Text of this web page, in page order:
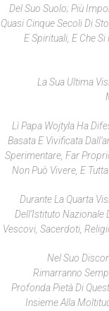
Del Suo Suolo; Più
Quasi Cinque Secoli Di
E Spirituali, E Che
La Sua Ultima
Lì Papa Wojtyla Ha
Basata E Vivificata
Sperimentare, Far
Non Può Vivere, E
Durante La Quarta
Dell’Istituto Nazionale
Vescovi, Sacerdoti,
Nel Suo
Rimarranno
Profonda Pietà Di
Insieme Alla